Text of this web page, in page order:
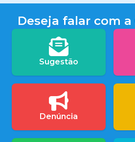
Deseja falar com
Sugestão
Denúncia